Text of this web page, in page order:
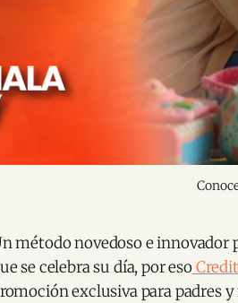
método novedoso e innovador
se celebra su día, por eso
exclusiva para padres